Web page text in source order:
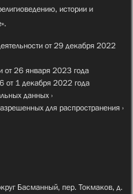
истории и
от 29 декабря 2022
от 26 января 2023 года
от 1 декабря 2022 года
данных
для распространения
Басманный, пер. Токмаков, д.